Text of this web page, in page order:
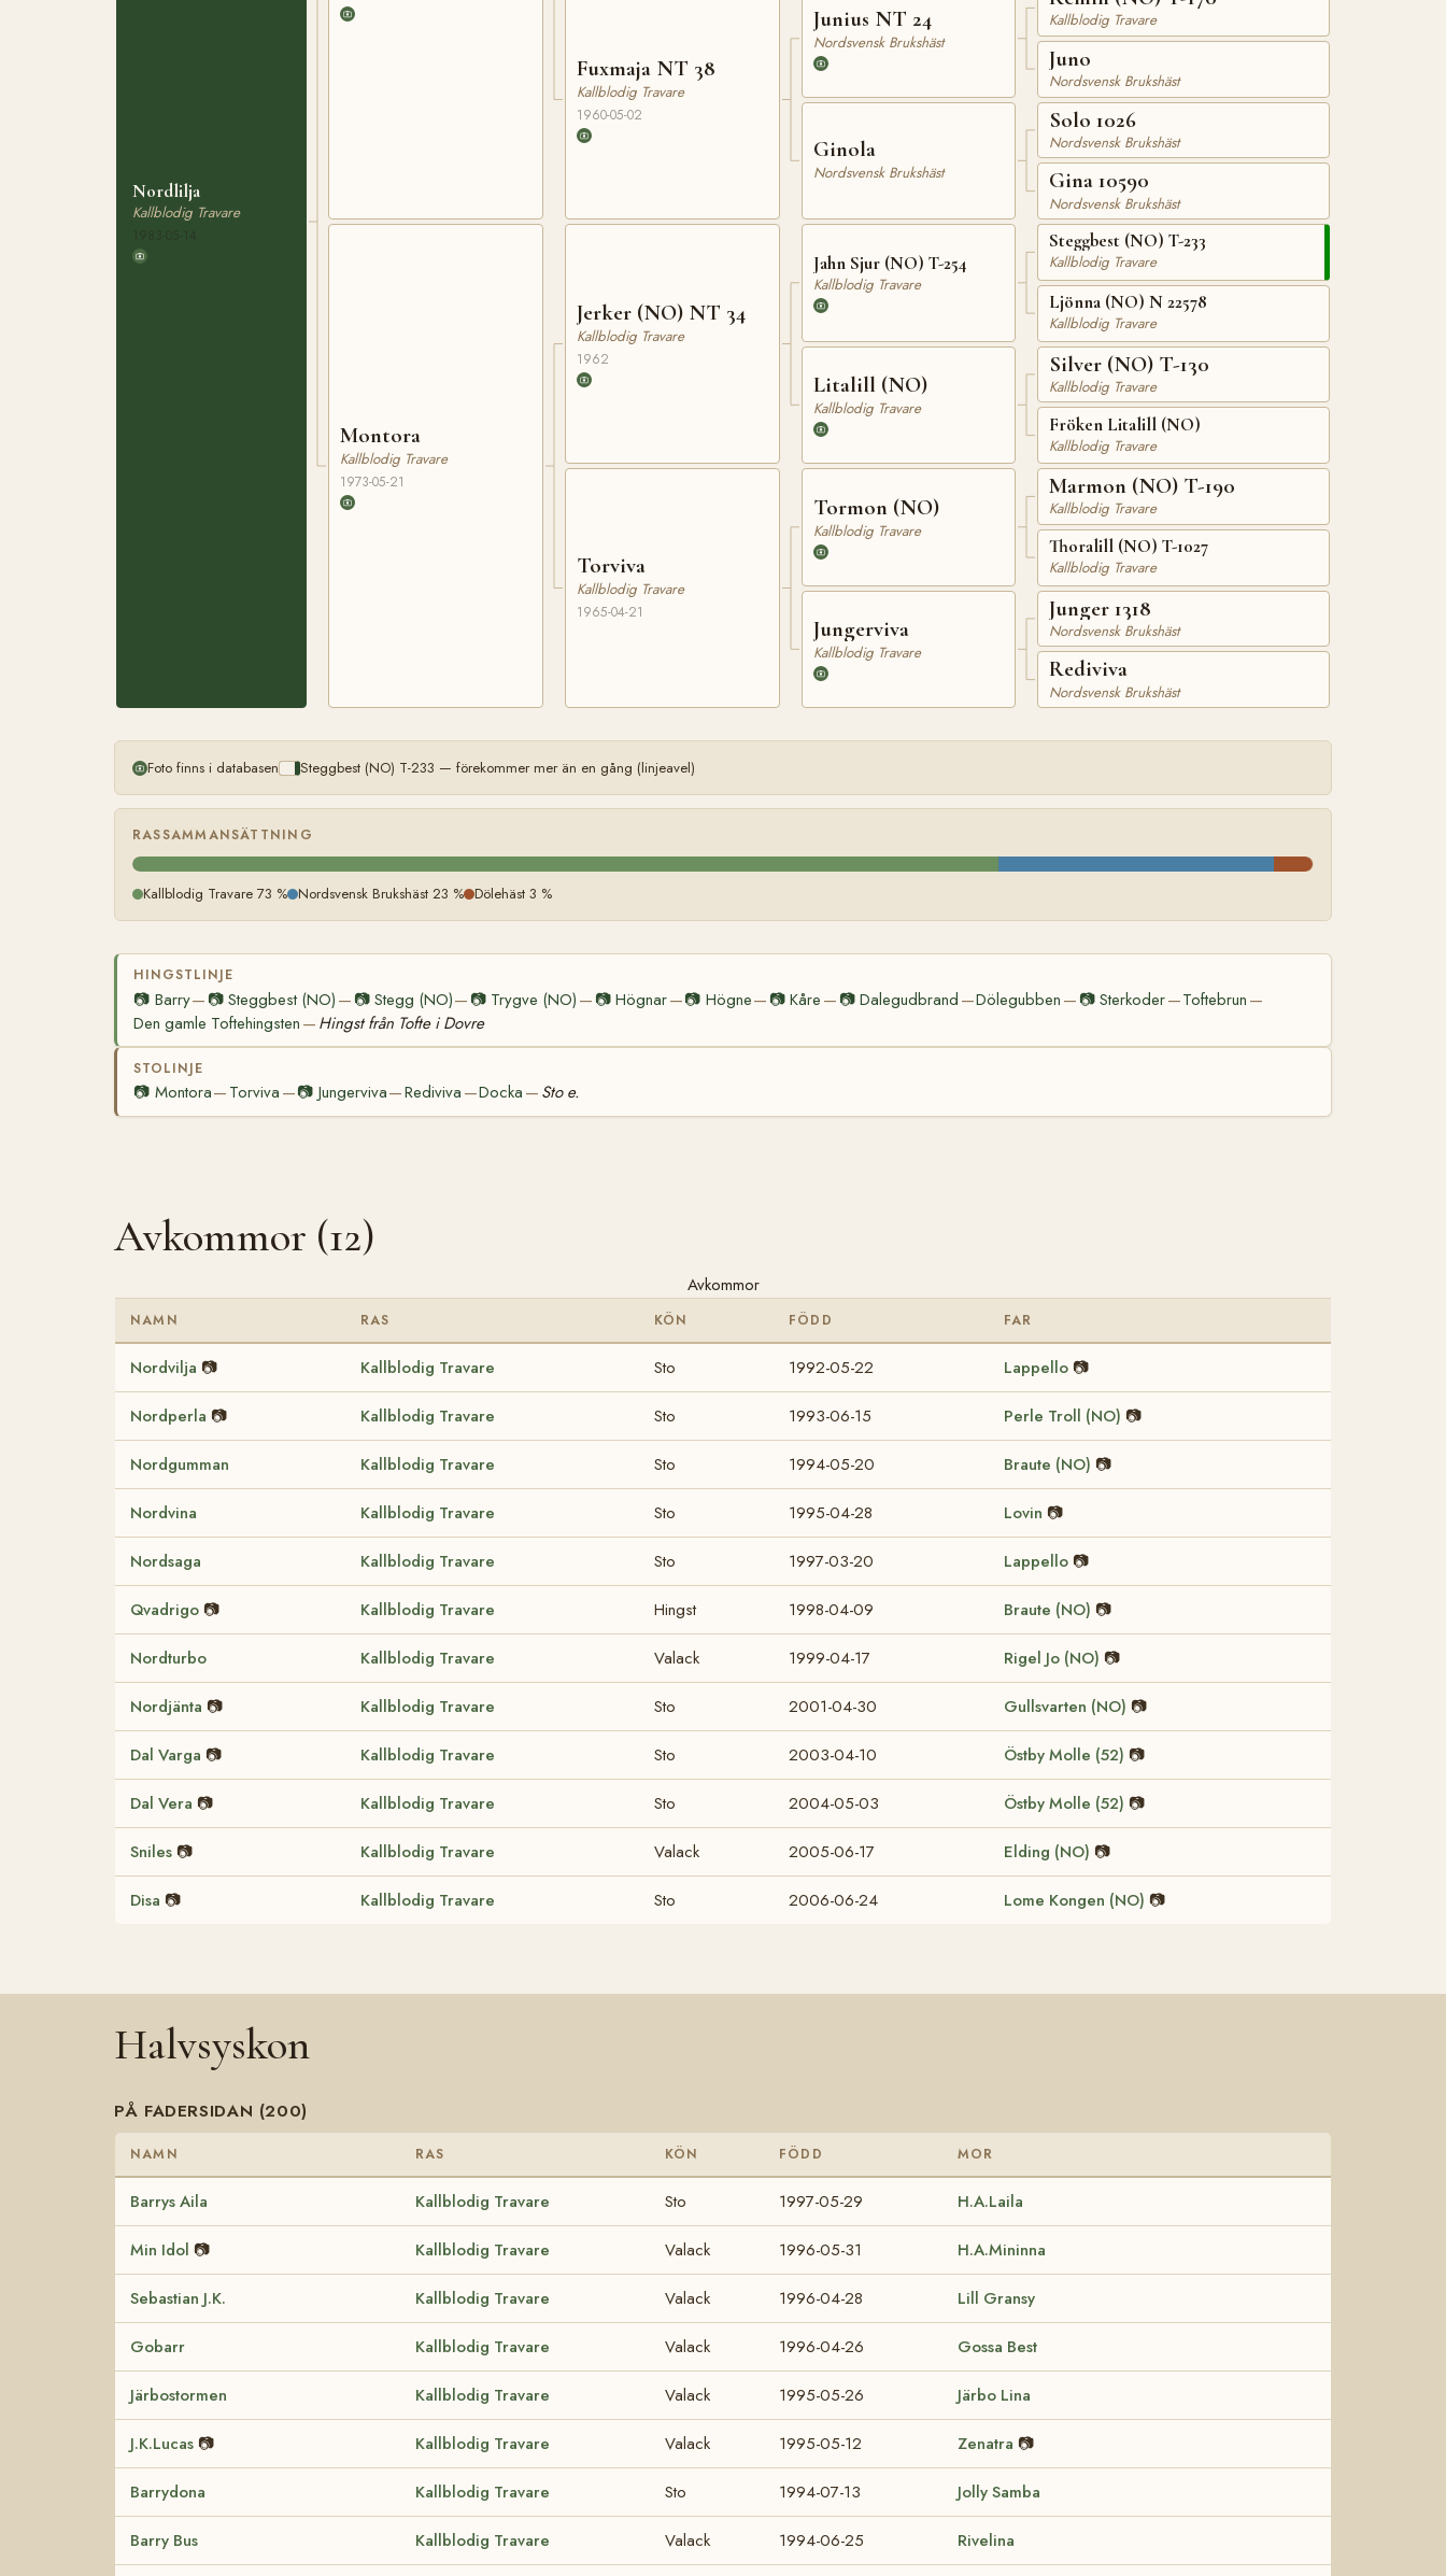
Nordlilja
Kallblodig Travare
Montora
Kallblodig Travare
1973-05-21
Fuxmaja NT 38
Kallblodig Travare
1960-05-02
Jerker (NO) NT 34
Kallblodig Travare
1962
Torviva
Kallblodig Travare
1965-04-21
Junius NT 24
Nordsvensk Brukshäst
Ginola
Nordsvensk Brukshäst
Jahn Sjur (NO) T-254
Kallblodig Travare
Litalill (NO)
Kallblodig Travare
Tormon (NO)
Kallblodig Travare
Jungerviva
Kallblodig Travare
Kallblodig Travare
Juno
Nordsvensk Brukshäst
Solo 1026
Nordsvensk Brukshäst
Gina 10590
Nordsvensk Brukshäst
Steggbest (NO) T-233
Kallblodig Travare
Ljönna (NO) N 22578
Kallblodig Travare
Silver (NO) T-130
Kallblodig Travare
Fröken Litalill (NO)
Kallblodig Travare
Marmon (NO) T-190
Kallblodig Travare
Thoralill (NO) T-1027
Kallblodig Travare
Junger 1318
Nordsvensk Brukshäst
Rediviva
Nordsvensk Brukshäst
Foto finns i databasen Steggbest (NO) T-233 — förekommer mer än en gång (linjeavel)
RASSAMMANSÄTTNING
Kallblodig Travare 73 % Nordsvensk Brukshäst 23 % Dölehäst 3 %
HINGSTLINJE
📷 Barry— 📷Steggbest (NO) — 📷 Stegg (NO)— 📷 Trygve (NO) — 📷Högnar—📷 Högne— 📷Kåre — 📷Dalegudbrand —Dölegubben — 📷Sterkoder—Toftebrun —
Den gamle Toftehingsten — Hingst från Tofte i Dovre
STOLINJE
📷 Montora— Torviva —📷 Jungerviva—Rediviva —Docka — Sto e.
Avkommor (12)
Avkommor
NAMN RAS KÖN FÖDD FAR
Nordvilja 📷 Kallblodig Travare Sto 1992-05-22 Lappello 📷
Nordperla 📷 Kallblodig Travare Sto 1993-06-15 Perle Troll (NO) 📷
Nordgumman Kallblodig Travare Sto 1994-05-20 Braute (NO) 📷
Nordvina Kallblodig Travare Sto 1995-04-28 Lovin 📷
Nordsaga Kallblodig Travare Sto 1997-03-20 Lappello 📷
Qvadrigo 📷 Kallblodig Travare Hingst 1998-04-09 Braute (NO) 📷
Nordturbo Kallblodig Travare Valack 1999-04-17 Rigel Jo (NO) 📷
Nordjänta 📷 Kallblodig Travare Sto 2001-04-30 Gullsvarten (NO) 📷
Dal Varga 📷 Kallblodig Travare Sto 2003-04-10 Östby Molle (52) 📷
Dal Vera 📷 Kallblodig Travare Sto 2004-05-03 Östby Molle (52) 📷
Sniles 📷 Kallblodig Travare Valack 2005-06-17 Elding (NO) 📷
Disa 📷 Kallblodig Travare Sto 2006-06-24 Lome Kongen (NO) 📷
Halvsyskon
PÅ FADERSIDAN (200)
NAMN RAS KÖN FÖDD MOR
Barrys Aila Kallblodig Travare Sto 1997-05-29 H.A.Laila
Min Idol 📷 Kallblodig Travare Valack 1996-05-31 H.A.Mininna
Sebastian J.K. Kallblodig Travare Valack 1996-04-28 Lill Gransy
Gobarr Kallblodig Travare Valack 1996-04-26 Gossa Best
Järbostormen Kallblodig Travare Valack 1995-05-26 Järbo Lina
J.K.Lucas 📷 Kallblodig Travare Valack 1995-05-12 Zenatra 📷
Barrydona Kallblodig Travare Sto 1994-07-13 Jolly Samba
Barry Bus Kallblodig Travare Valack 1994-06-25 Rivelina